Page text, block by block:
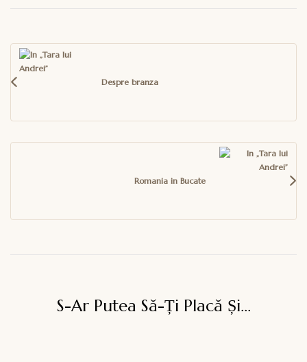
în
articole
Despre branza
Romania in Bucate
S-Ar Putea Să-Ți Placă Și...